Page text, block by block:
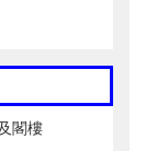
閣樓